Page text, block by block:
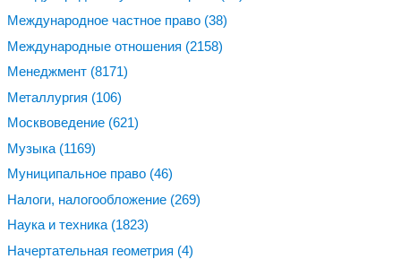
Международное частное право (38)
Международные отношения (2158)
Менеджмент (8171)
Металлургия (106)
Москвоведение (621)
Музыка (1169)
Муниципальное право (46)
Налоги, налогообложение (269)
Наука и техника (1823)
Начертательная геометрия (4)